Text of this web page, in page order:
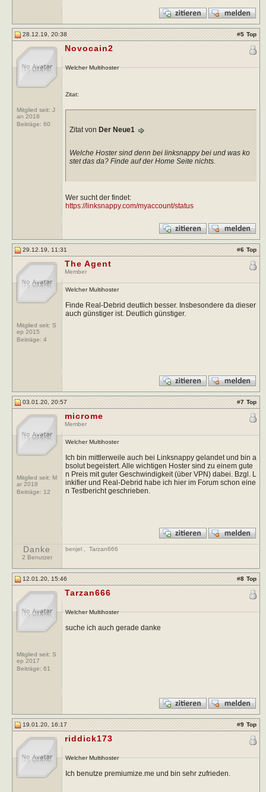
28.12.19, 20:38 #5 Top
Mitglied seit: J
an 2018
Beiträge: 60
Novocain2
Welcher Multihoster
Zitat:
Zitat von Der Neue1
Welche Hoster sind denn bei linksnappy bei und was ko
stet das da? Finde auf der Home Seite nichts.
Wer sucht der findet:
https://linksnappy.com/myaccount/status
29.12.19, 11:31 #6 Top
Mitglied seit: S
ep 2015
Beiträge: 4
The Agent
Member
Welcher Multihoster
Finde Real-Debrid deutlich besser. Insbesondere da dieser
auch günstiger ist. Deutlich günstiger.
03.01.20, 20:57 #7 Top
Mitglied seit: M
ar 2018
Beiträge: 12
microme
Member
Welcher Multihoster
Ich bin mittlerweile auch bei Linksnappy gelandet und bin a
bsolut begeistert. Alle wichtigen Hoster sind zu einem gute
n Preis mit guter Geschwindigkeit (über VPN) dabei. Bzgl. L
inkifier und Real-Debrid habe ich hier im Forum schon eine
n Testbericht geschrieben.
Danke
2 Benutzer
benjel Tarzan666
12.01.20, 15:46 #8 Top
Mitglied seit: S
ep 2017
Beiträge: 61
Tarzan666
Welcher Multihoster
suche ich auch gerade danke
19.01.20, 16:17 #9 Top
riddick173
Welcher Multihoster
Ich benutze premiumize.me und bin sehr zufrieden.